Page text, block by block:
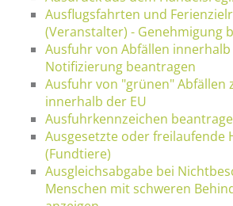
Ausflugsfahrten und
(Veranstalter) - Genehmigung
Ausfuhr von Abfällen innerhalb
Notifizierung beantragen
Ausfuhr von "grünen" Abfällen
innerhalb der EU
Ausfuhrkennzeichen
Ausgesetzte oder freilaufende
(Fundtiere)
Ausgleichsabgabe bei
Menschen mit schweren